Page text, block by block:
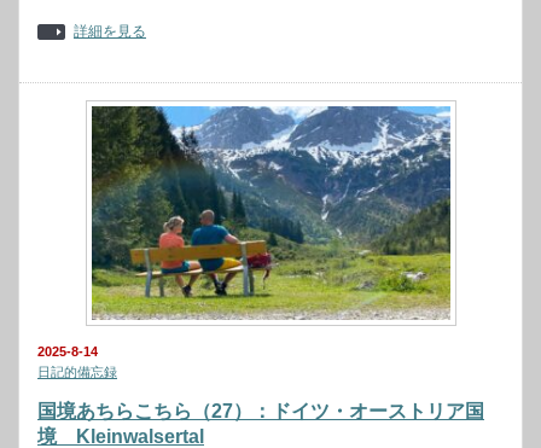
詳細を見る
2025-8-14
日記的備忘録
国境あちらこちら（27）：ドイツ・オーストリア国
境 Kleinwalsertal